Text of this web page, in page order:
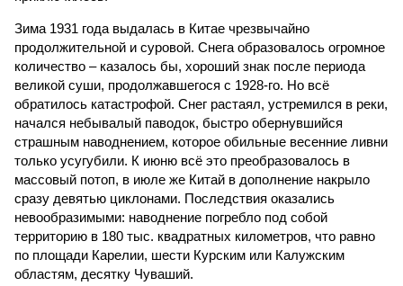
Зима 1931 года выдалась в Китае чрезвычайно
продолжительной и суровой. Снега образовалось огромное
количество – казалось бы, хороший знак после периода
великой суши, продолжавшегося с 1928-го. Но всё
обратилось катастрофой. Снег растаял, устремился в реки,
начался небывалый паводок, быстро обернувшийся
страшным наводнением, которое обильные весенние ливни
только усугубили. К июню всё это преобразовалось в
массовый потоп, в июле же Китай в дополнение накрыло
сразу девятью циклонами. Последствия оказались
невообразимыми: наводнение погребло под собой
территорию в 180 тыс. квадратных километров, что равно
по площади Карелии, шести Курским или Калужским
областям, десятку Чуваший.